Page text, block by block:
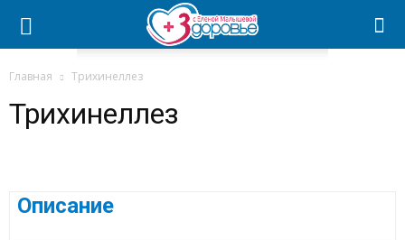
Главная Трихинеллез
Трихинеллез
Описание